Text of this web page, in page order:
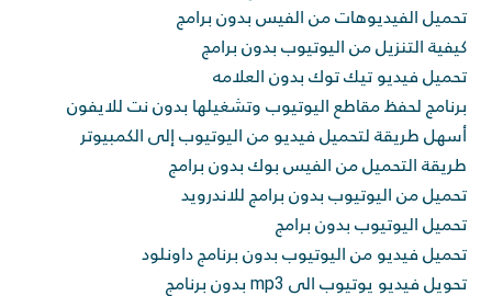
تحميل الفيديوهات من الفيس بدون برامج
كيفية التنزيل من اليوتيوب بدون برامج
تحميل فيديو تيك توك بدون العلامه
برنامج لحفظ مقاطع اليوتيوب وتشغيلها بدون نت للايفون
أسهل طريقة لتحميل فيديو من اليوتيوب إلى الكمبيوتر
طريقة التحميل من الفيس بوك بدون برامج
تحميل من اليوتيوب بدون برامج للاندرويد
تحميل اليوتيوب بدون برامج
تحميل فيديو من اليوتيوب بدون برنامج داونلود
تحويل فيديو يوتيوب الى mp3 بدون برنامج